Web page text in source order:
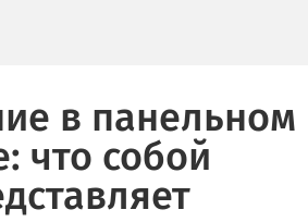
в панельном
что собой